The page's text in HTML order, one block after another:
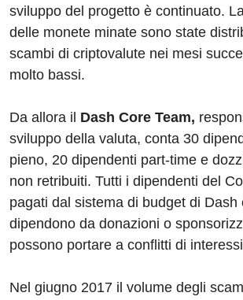
sviluppo del progetto è continuato.
delle monete minate sono state
scambi di criptovalute nei mesi
molto bassi.
Da allora il Dash Core Team,
sviluppo della valuta, conta 30
pieno, 20 dipendenti part-time e
non retribuiti. Tutti i dipendenti del
pagati dal sistema di budget di Dash
dipendono da donazioni o
possono portare a conflitti di
Nel giugno 2017 il volume degli